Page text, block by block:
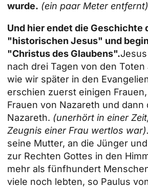
wurde. (ein paar Meter
Und hier endet die Geschichte
"historischen Jesus" und
"Christus des Glaubens".
nach drei Tagen von den
wie wir später in den
erschien zuerst einigen
Frauen von Nazareth und dann
Nazareth. (unerhört in einer
Zeugnis einer Frau wertlos war).
seine Mutter, an die Jünger
zur Rechten Gottes in den
mehr als fünfhundert
viele noch lebten, so Paulus